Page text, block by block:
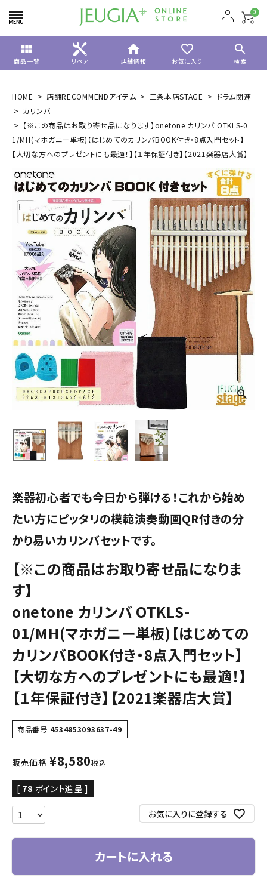
0
view_module
商品一覧 リペア
home
店舗情報
favorite_border
お気に入り
search
検索
HOME 店舗RECOMMENDアイテム 三条本店STAGE
ドラム関連
カリンバ
【※この商品はお取り寄せ品になります】onetone カリンバ OTKLS-0
1/MH(マホガニー単板)【はじめてのカリンバBOOK付き・8点入門セット】
【大切な方へのプレゼントにも最適！】【１年保証付き】【2021楽器店大賞】
楽器初心者でも今日から弾ける！これから始め
たい方にピッタリの模範演奏動画QR付きの分
かり易いカリンバセットです。
【※この商品はお取り寄せ品になりま
す】
onetone カリンバ OTKLS-
01/MH(マホガニー単板)【はじめての
カリンバBOOK付き・8点入門セット】
【大切な方へのプレゼントにも最適！】
【１年保証付き】【2021楽器店大賞】
商品番号 4534853093637-49
販売価格 ¥8,580税込
[ 78 ポイント進呈 ]
お気に入りに登録する
カートに入れる